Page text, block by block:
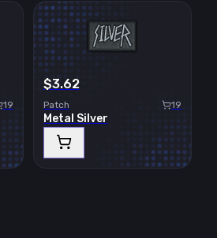
19
$3.62
Patch 19
Metal Silver